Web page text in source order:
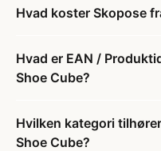
Hvad koster Skopose
Hvad er EAN /
Shoe Cube?
Hvilken kategori
Shoe Cube?